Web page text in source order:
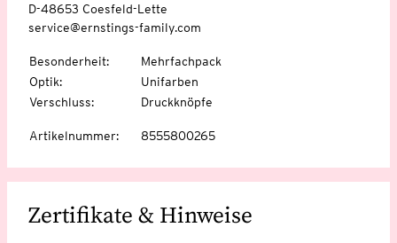
D-48653 Coesfeld-Lette
service@ernstings-family.com
Besonderheit:
Mehrfachpack
Optik:
Unifarben
Verschluss: Druckknöpfe
Artikelnummer: 8555800265
Zertifikate & Hinweise